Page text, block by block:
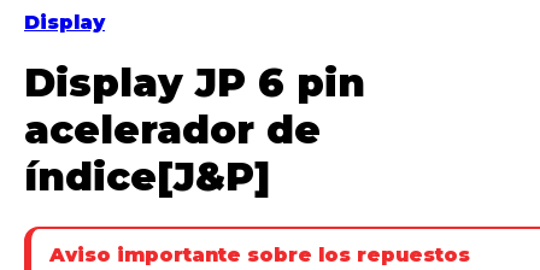
Display
Display JP 6 pin
acelerador de
índice[J&P]
Aviso importante sobre los repuestos